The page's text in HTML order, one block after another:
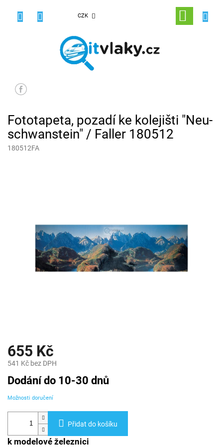
CZK
NÁKUPNÍ
KOŠÍK
Fototapeta, pozadí ke kolejišti "Neu­
schwanstein" / Faller 180512
180512FA
655 Kč
541 Kč bez DPH
Měrná
cena:
Dodání do 10-30 dnů
Možnosti doručení
Přidat do košíku
k modelové železnici